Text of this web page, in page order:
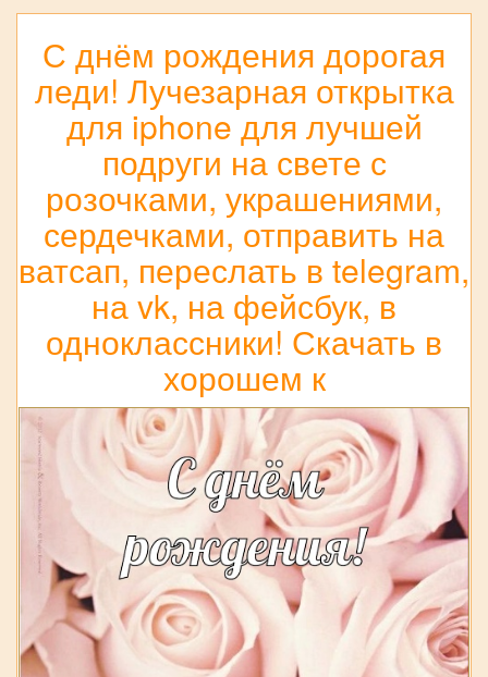
С днём рождения дорогая
леди! Лучезарная открытка
для iphone для лучшей
подруги на свете с
розочками, украшениями,
сердечками, отправить на
ватсап, переслать в telegram,
на vk, на фейсбук, в
одноклассники! Скачать в
хорошем к